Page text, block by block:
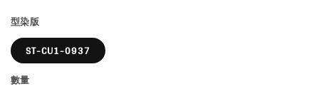
型染版
ST-CU1-0937
數量